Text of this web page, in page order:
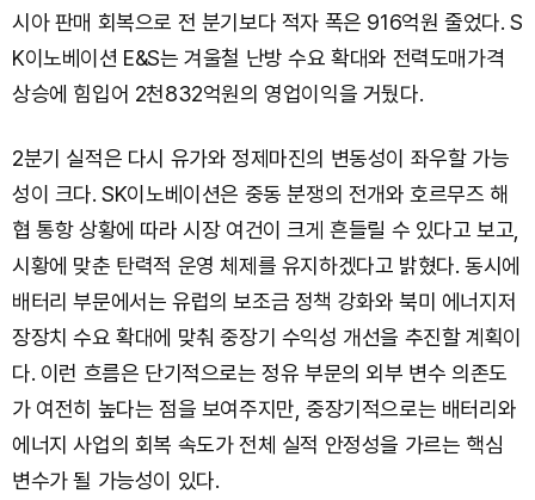
시아 판매 회복으로 전 분기보다 적자 폭은 916억원 줄었다. S
K이노베이션 E&S는 겨울철 난방 수요 확대와 전력도매가격
상승에 힘입어 2천832억원의 영업이익을 거뒀다.
2분기 실적은 다시 유가와 정제마진의 변동성이 좌우할 가능
성이 크다. SK이노베이션은 중동 분쟁의 전개와 호르무즈 해
협 통항 상황에 따라 시장 여건이 크게 흔들릴 수 있다고 보고,
시황에 맞춘 탄력적 운영 체제를 유지하겠다고 밝혔다. 동시에
배터리 부문에서는 유럽의 보조금 정책 강화와 북미 에너지저
장장치 수요 확대에 맞춰 중장기 수익성 개선을 추진할 계획이
다. 이런 흐름은 단기적으로는 정유 부문의 외부 변수 의존도
가 여전히 높다는 점을 보여주지만, 중장기적으로는 배터리와
에너지 사업의 회복 속도가 전체 실적 안정성을 가르는 핵심
변수가 될 가능성이 있다.